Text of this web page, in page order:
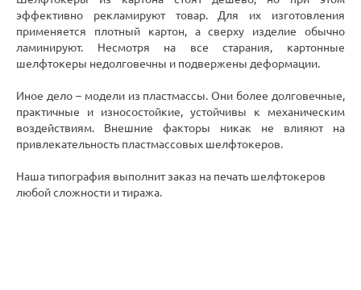
эффективно рекламируют товар. Для их изготовления
применяется плотный картон, а сверху изделие обычно
ламинируют. Несмотря на все старания, картонные
шелфтокеры недолговечны и подвержены деформации.
Иное дело – модели из пластмассы. Они более долговечные,
практичные и износостойкие, устойчивы к механическим
воздействиям. Внешние факторы никак не влияют на
привлекательность пластмассовых шелфтокеров.
Наша типография выполнит заказ на печать шелфтокеров
любой сложности и тиража.